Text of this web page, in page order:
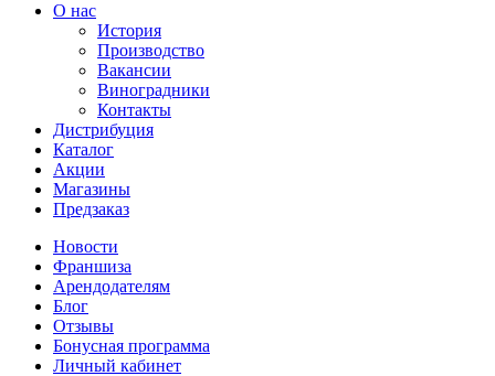
О нас
История
Производство
Вакансии
Виноградники
Контакты
Дистрибуция
Каталог
Акции
Магазины
Предзаказ
Новости
Франшиза
Арендодателям
Блог
Отзывы
Бонусная программа
Личный кабинет